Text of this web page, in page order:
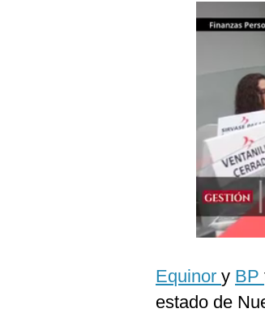
Equinor y BP
estado de